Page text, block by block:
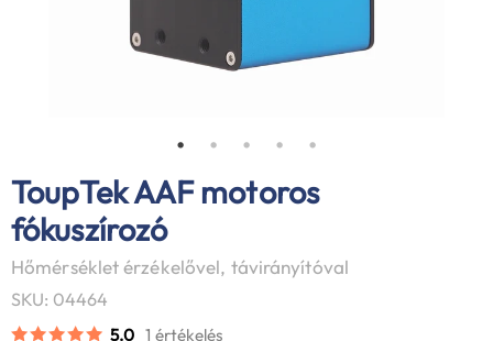
ToupTek AAF motoros
fókuszírozó
Hőmérséklet érzékelővel, távirányítóval
SKU: 04464
5.0 1 értékelés